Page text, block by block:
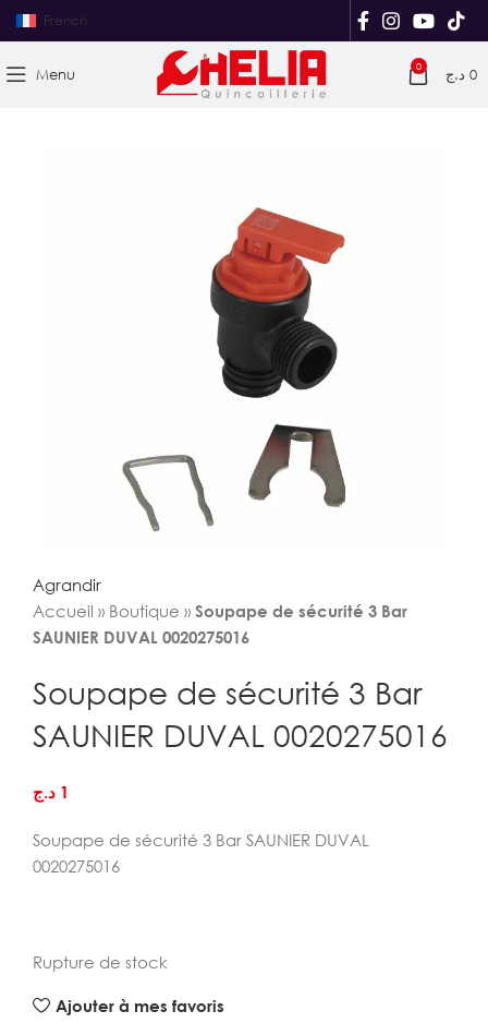
French
Menu 0 0 د.ج
Agrandir
Accueil » Boutique » Soupape de sécurité 3 Bar
SAUNIER DUVAL 0020275016
Soupape de sécurité 3 Bar
SAUNIER DUVAL 0020275016
1 د.ج
Soupape de sécurité 3 Bar SAUNIER DUVAL
0020275016
Rupture de stock
Ajouter à mes favoris